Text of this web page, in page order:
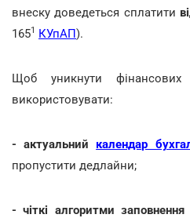
внеску доведеться сплатити
1651 КУпАП).
Щоб уникнути фінансових
використовувати:
- актуальний календар
пропустити дедлайни;
- чіткі алгоритми заповнення